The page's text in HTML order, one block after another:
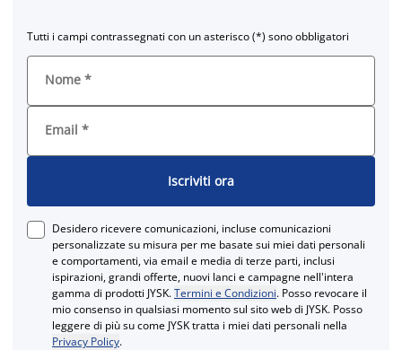
Tutti i campi contrassegnati con un asterisco (*) sono obbligatori
Nome *
Email *
Iscriviti ora
Desidero ricevere comunicazioni, incluse comunicazioni
personalizzate su misura per me basate sui miei dati personali
e comportamenti, via email e media di terze parti, inclusi
ispirazioni, grandi offerte, nuovi lanci e campagne nell'intera
gamma di prodotti JYSK.Termini e Condizioni. Posso revocare il
mio consenso in qualsiasi momento sul sito web di JYSK. Posso
leggere di più su come JYSK tratta i miei dati personali nella
Privacy Policy.